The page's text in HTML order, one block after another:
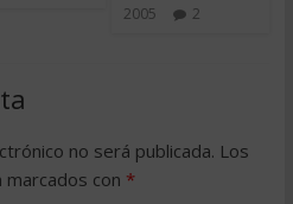
2005
2
no será publicada. Los
con *